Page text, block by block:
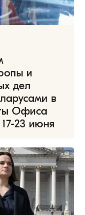
и
дел
в
Офиса
23 июня